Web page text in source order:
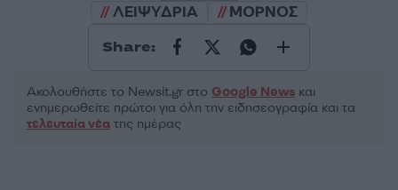
ΛΕΙΨΥΔΡΙΑ
ΜΟΡΝΟΣ
Share:
Ακολουθήστε το Νewsit.gr στο Google News και
ενημερωθείτε πρώτοι για όλη την ειδησεογραφία και τα
τελευταία νέα της ημέρας